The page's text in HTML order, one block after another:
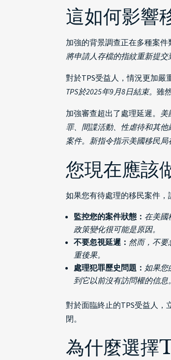
這如何影響
加強的背景調查正在多種案件
將申請人存檔的指紋重新提
對於TPS受益人，情況更加嚴
TPS於2025年9月8日結束。雖
加強審查超出了處理延遲。 美
罪、間諜活動、性虐待和其
案件。新指令指示美國移民局
您現在應該
如果您有待處理的移民案件，
監控您的案件狀態： 在美國
政策變化很可能是原因。
不要忽視延遲： 然而，不要
重後果。
處理犯罪歷史問題： 如果您
到它以前沒有訪問權的信
對於面臨終止的TPS受益人
閉。
為什麼選擇